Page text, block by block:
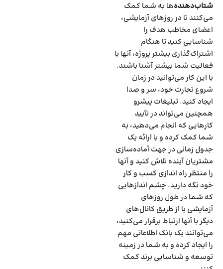
شتاب‌دهنده‌ها به شما کمک
می‌کنند تا در روزهای آزمایشی،
اعضای مخاطب هدف را
شناسایی کنید تا هنگام
اشتراک‌گذاری بیشتر پروژه‌، آنها با
فعالیت شما بیشتر آشنا باشند.
با این کار می‌توانید در زمان
شروع تجارت خود، سر و صدا
ایجاد کنید. تبلیغات پیشرو
همچنین می‌تواند در تأیید
کارهایی که انجام می‌دهید، به
شما کمک کرده و با ارائه یک
جدول زمانی در جهت آماده‌سازی
مشتریان آینده تلاش کنید و آنها
را منتظر راه اندازی کسب و کار
خود نگه دارید. چشم اندازهایی
که شما در طول روزهای
آزمایشی یا از طریق کانال‌های
دیگر با آنها ارتباط برقرار می‌کنید،
می‌توانند یک بانک اطلاعاتی مهم
را ایجاد کرده و به شما در زمینه
توسعه و شناسایی برند کمک